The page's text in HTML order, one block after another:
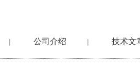
| 公司介绍 | 技术文